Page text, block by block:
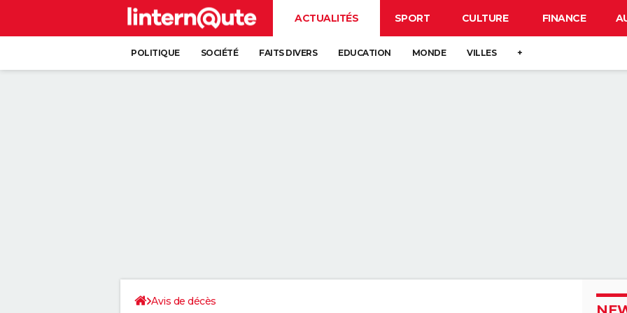
ACTUALITÉS SPORT CULTURE FINANCE
POLITIQUE SOCIÉTÉ FAITS DIVERS EDUCATION MONDE VILLES +
Avis de décès